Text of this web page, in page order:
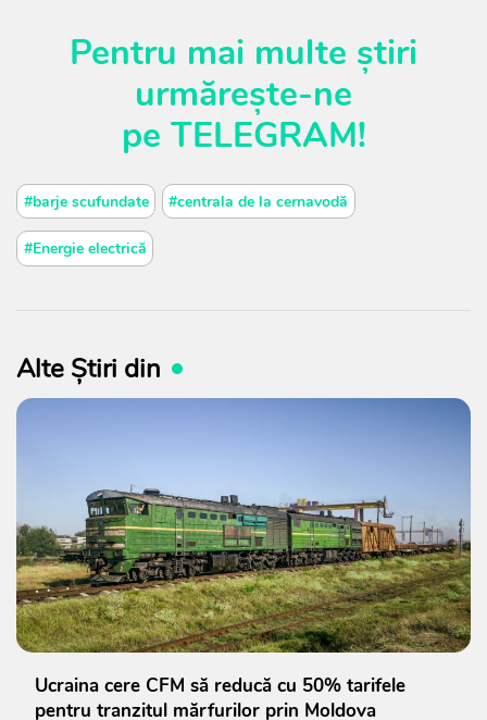
Pentru mai multe știri
urmărește-ne
pe TELEGRAM!
#barje scufundate #centrala de la cernavodă
#Energie electrică
Alte Știri din
Ucraina cere CFM să reducă cu 50% tarifele
pentru tranzitul mărfurilor prin Moldova